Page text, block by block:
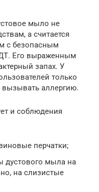
мыло не
а считается
с безопасным
Его выраженным
запах. У
только
вызывать аллергию.
и соблюдения
перчатки;
дустового мыла на
на слизистые